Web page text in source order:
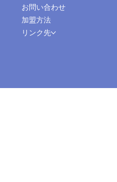
お問い合わせ
加盟方法
リンク先